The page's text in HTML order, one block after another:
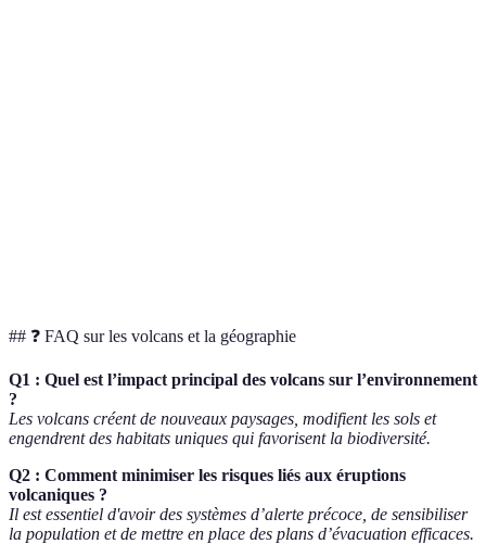
## ❓ FAQ sur les volcans et la géographie
Q1 : Quel est l’impact principal des volcans sur l’environnement
?
Les volcans créent de nouveaux paysages, modifient les sols et
engendrent des habitats uniques qui favorisent la biodiversité.
Q2 : Comment minimiser les risques liés aux éruptions
volcaniques ?
Il est essentiel d'avoir des systèmes d’alerte précoce, de sensibiliser
la population et de mettre en place des plans d’évacuation efficaces.